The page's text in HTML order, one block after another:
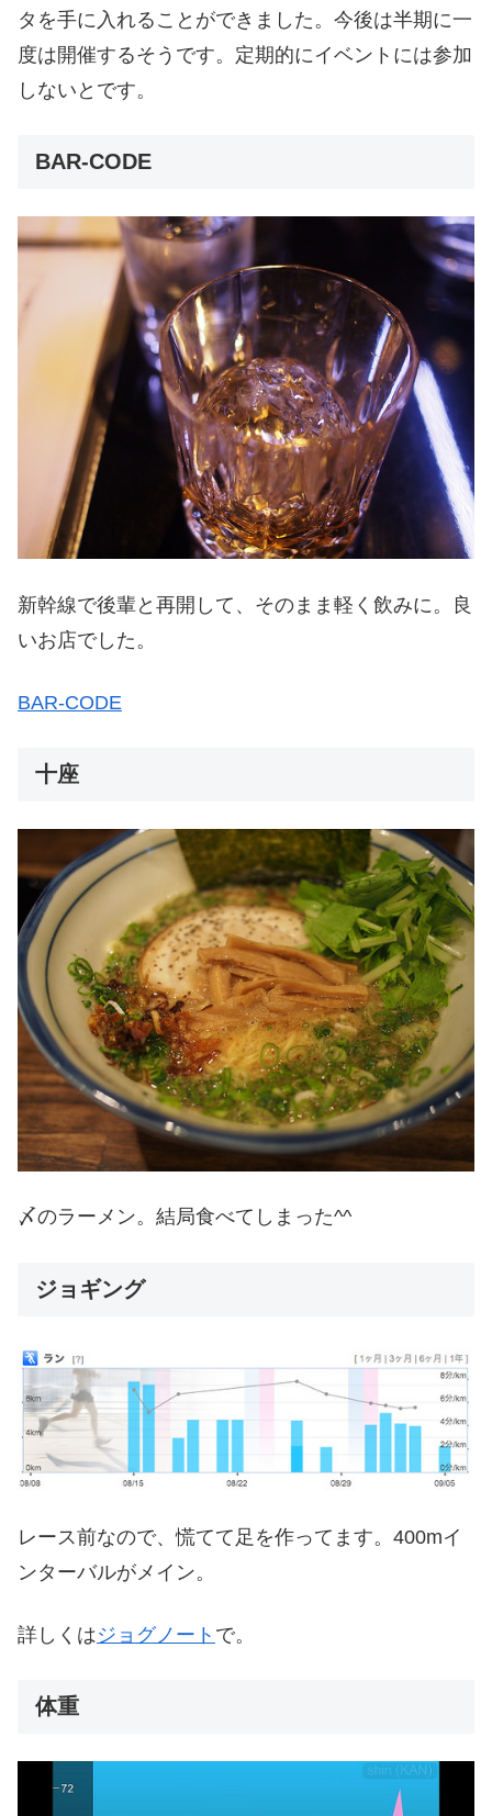
タを手に入れることができました。今後は半期に一
度は開催するそうです。定期的にイベントには参加
しないとです。
BAR-CODE
新幹線で後輩と再開して、そのまま軽く飲みに。良
いお店でした。
BAR-CODE
十座
〆のラーメン。結局食べてしまった^^
ジョギング
レース前なので、慌てて足を作ってます。400mイ
ンターバルがメイン。
詳しくはジョグノート で。
体重